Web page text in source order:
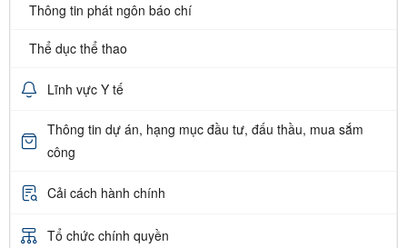
Thông tin phát ngôn báo chí
Thể dục thể thao
Lĩnh vực Y tế
Thông tin dự án, hạng mục đầu tư, đấu thầu, mua sắm
công
Cải cách hành chính
Tổ chức chính quyền